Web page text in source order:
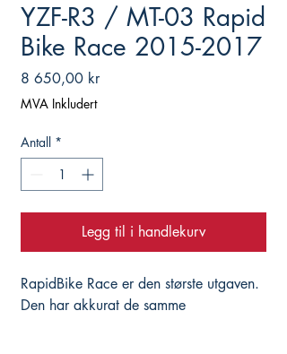
YZF-R3 / MT-03 Rapid
Bike Race 2015-2017
8 650,00 krPris
MVA Inkludert
Antall *
Legg til i handlekurv
RapidBike Race er den største utgaven.
Den har akkurat de samme